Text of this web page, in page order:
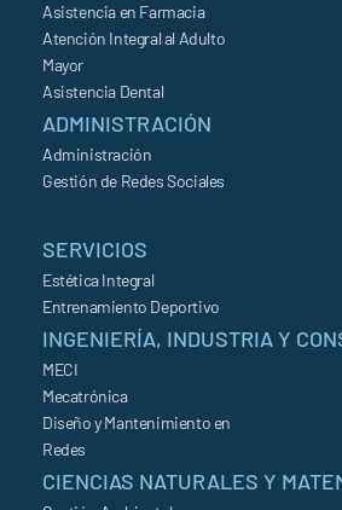
Asistencia en Farmacia
Atención Integral al Adulto
Mayor
Asistencia Dental
ADMINISTRACIÓN
Administración
Gestión de Redes Sociales
SERVICIOS
Estética Integral
Entrenamiento Deportivo
INGENIERÍA, INDUSTRIA Y
MECI
Mecatrónica
Diseño y Mantenimiento en
Redes
CIENCIAS NATURALES Y